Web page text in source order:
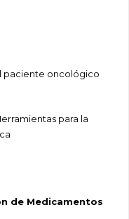
paciente oncológico
para la
de Medicamentos